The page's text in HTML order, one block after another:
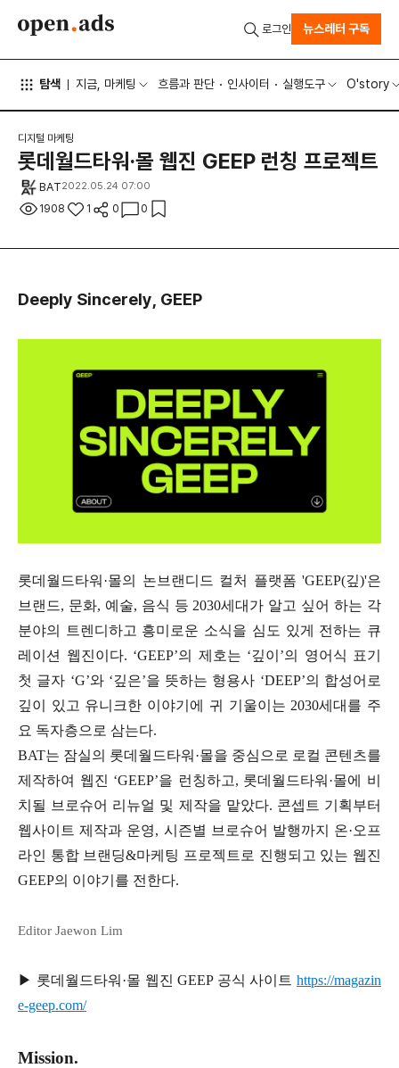
탐색 지금, 마케팅 흐름과 판단 인사이터 실행도구 O'story
로그인 뉴스레터 구독
디지털 마케팅
롯데월드타워·몰 웹진 GEEP 런칭 프로젝트
BAT2022.05.24 07:00
1908 1 0 0
Deeply Sincerely, GEEP
롯데월드타워·몰의 논브랜디드 컬처 플랫폼 'GEEP(깊)'은
브랜드, 문화, 예술, 음식 등 2030세대가 알고 싶어 하는 각
분야의 트렌디하고 흥미로운 소식을 심도 있게 전하는 큐
레이션 웹진이다. ‘GEEP’의 제호는 ‘깊이’의 영어식 표기
첫 글자 ‘G’와 ‘깊은’을 뜻하는 형용사 ‘DEEP’의 합성어로
깊이 있고 유니크한 이야기에 귀 기울이는 2030세대를 주
요 독자층으로 삼는다.
BAT는 잠실의 롯데월드타워·몰을 중심으로 로컬 콘텐츠를
제작하여 웹진 ‘GEEP’을 런칭하고, 롯데월드타워·몰에 비
치될 브로슈어 리뉴얼 및 제작을 맡았다. 콘셉트 기획부터
웹사이트 제작과 운영, 시즌별 브로슈어 발행까지 온·오프
라인 통합 브랜딩&마케팅 프로젝트로 진행되고 있는 웹진
GEEP의 이야기를 전한다.
Editor Jaewon Lim
▶ 롯데월드타워·몰 웹진 GEEP 공식 사이트 https://magazin
e-geep.com/
Mission.